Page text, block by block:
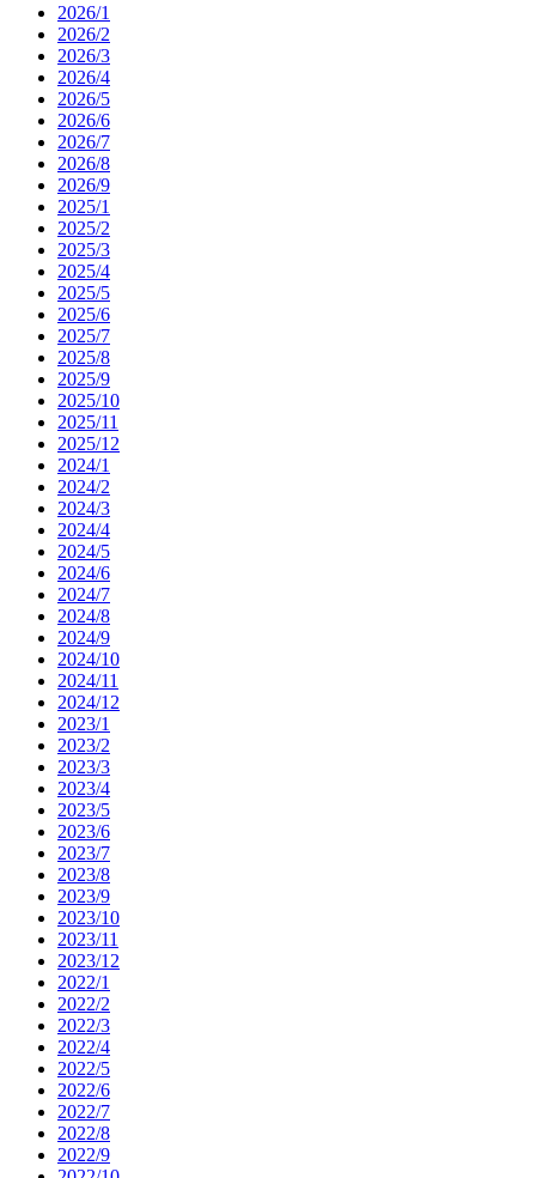
2026/1
2026/2
2026/3
2026/4
2026/5
2026/6
2026/7
2026/8
2026/9
2025/1
2025/2
2025/3
2025/4
2025/5
2025/6
2025/7
2025/8
2025/9
2025/10
2025/11
2025/12
2024/1
2024/2
2024/3
2024/4
2024/5
2024/6
2024/7
2024/8
2024/9
2024/10
2024/11
2024/12
2023/1
2023/2
2023/3
2023/4
2023/5
2023/6
2023/7
2023/8
2023/9
2023/10
2023/11
2023/12
2022/1
2022/2
2022/3
2022/4
2022/5
2022/6
2022/7
2022/8
2022/9